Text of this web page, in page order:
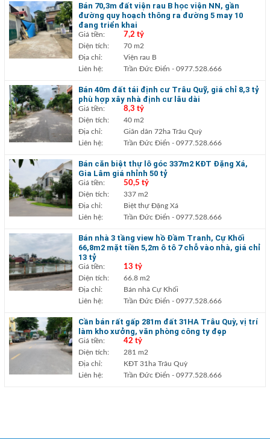
Bán 70,3m đất viện rau B học viện NN, gần
đường quy hoạch thông ra đường 5 may 10
đang triển khai
Giá tiền: 7,2 tỷ
Diện tích:
70 m2
Địa chỉ:
Viện rau B
Liên hệ:
Trần Đức Điển - 0977.528.666
Bán 40m đất tái định cư Trâu Quỹ, giá chỉ 8,3 tỷ
phù hợp xây nhà định cư lâu dài
Giá tiền: 8,3 tỷ
Diện tích:
40 m2
Địa chỉ:
Giãn dân 72ha Trâu Quỳ
Liên hệ:
Trần Đức Điển - 0977.528.666
Bán căn biệt thự lô góc 337m2 KĐT Đặng Xá,
Gia Lâm giá nhỉnh 50 tỷ
Giá tiền: 50,5 tỷ
Diện tích:
337 m2
Địa chỉ:
Biệt thự Đặng Xá
Liên hệ:
Trần Đức Điển - 0977.528.666
Bán nhà 3 tầng view hồ Đầm Tranh, Cự Khối
66,8m2 mặt tiền 5,2m ô tô 7 chỗ vào nhà, giá chỉ
13 tỷ
Giá tiền: 13 tỷ
Diện tích:
66.8 m2
Địa chỉ:
Bán nhà Cự Khối
Liên hệ:
Trần Đức Điển - 0977.528.666
Cần bán rất gấp 281m đất 31HA Trâu Quỳ, vị trí
làm kho xưởng, văn phòng công ty đẹp
Giá tiền: 42 tỷ
Diện tích:
281 m2
Địa chỉ:
KĐT 31ha Trâu Quỳ
Liên hệ:
Trần Đức Điển - 0977.528.666